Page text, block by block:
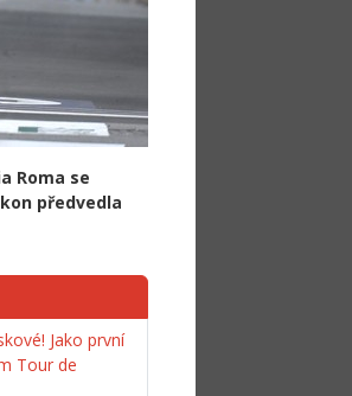
Roma se
předvedla
Jako první
Tour de